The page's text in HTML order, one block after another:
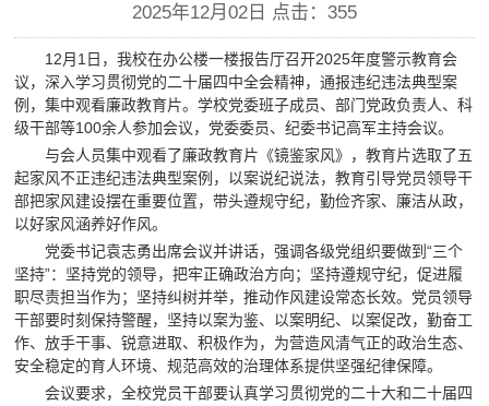
2025年12月02日 点击： 355
12月1日，我校在办公楼一楼报告厅召开2025年度警示教育会
议，深入学习贯彻党的二十届四中全会精神，通报违纪违法典型案
例，集中观看廉政教育片。学校党委班子成员、部门党政负责人、科
级干部等100余人参加会议，党委委员、纪委书记高军主持会议。
与会人员集中观看了廉政教育片《镜鉴家风》，教育片选取了五
起家风不正违纪违法典型案例，以案说纪说法，教育引导党员领导干
部把家风建设摆在重要位置，带头遵规守纪，勤俭齐家、廉洁从政，
以好家风涵养好作风。
党委书记袁志勇出席会议并讲话，强调各级党组织要做到“三个
坚持”：坚持党的领导，把牢正确政治方向；坚持遵规守纪，促进履
职尽责担当作为；坚持纠树并举，推动作风建设常态长效。党员领导
干部要时刻保持警醒，坚持以案为鉴、以案明纪、以案促改，勤奋工
作、放手干事、锐意进取、积极作为，为营造风清气正的政治生态、
安全稳定的育人环境、规范高效的治理体系提供坚强纪律保障。
会议要求，全校党员干部要认真学习贯彻党的二十大和二十届四